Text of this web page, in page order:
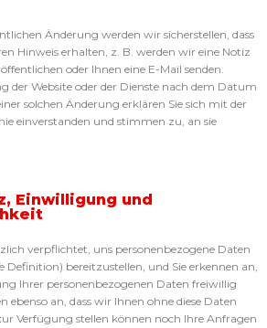
Änderung werden wir sicherstellen, dass
Hinweis erhalten, z. B. werden wir eine Notiz
oder Ihnen eine E-Mail senden.
der Website oder der Dienste nach dem Datum
solchen Änderung erklären Sie sich mit der
einverstanden und stimmen zu, an sie
Einwilligung und
verpflichtet, uns personenbezogene Daten
Definition) bereitzustellen, und Sie erkennen an,
Ihrer personenbezogenen Daten freiwillig
ebenso an, dass wir Ihnen ohne diese Daten
Verfügung stellen können noch Ihre Anfragen